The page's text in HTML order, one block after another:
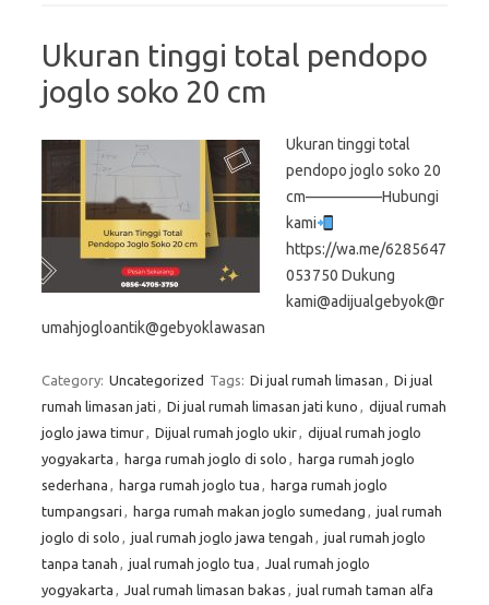
Ukuran tinggi total pendopo
joglo soko 20 cm
Ukuran tinggi total
pendopo joglo soko 20
cm—————Hubungi
kami
https://wa.me/6285647
053750 Dukung
kami@adijualgebyok@r
umahjogloantik@gebyoklawasan
Category: Uncategorized Tags: Di jual rumah limasan , Di jual
rumah limasan jati , Di jual rumah limasan jati kuno , dijual rumah
joglo jawa timur, Dijual rumah joglo ukir, dijual rumah joglo
yogyakarta , harga rumah joglo di solo , harga rumah joglo
sederhana , harga rumah joglo tua , harga rumah joglo
tumpangsari , harga rumah makan joglo sumedang , jual rumah
joglo di solo , jual rumah joglo jawa tengah , jual rumah joglo
tanpa tanah , jual rumah joglo tua , Jual rumah joglo
yogyakarta , Jual rumah limasan bakas , jual rumah taman alfa